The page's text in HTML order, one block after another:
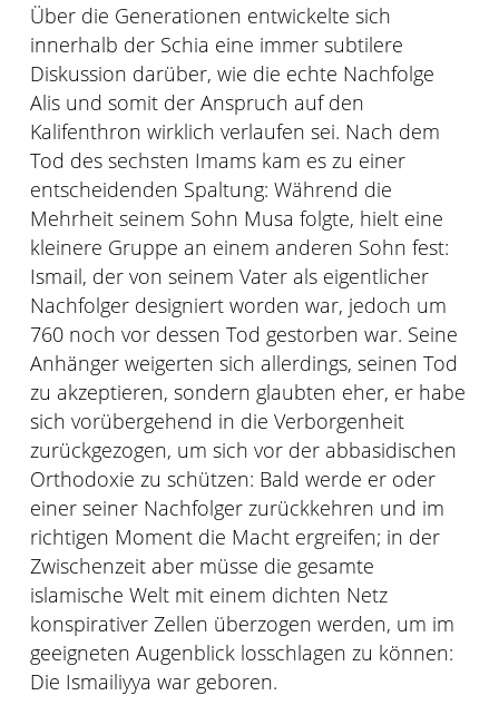
Über die Generationen entwickelte sich
innerhalb der Schia eine immer subtilere
Diskussion darüber, wie die echte Nachfolge
Alis und somit der Anspruch auf den
Kalifenthron wirklich verlaufen sei. Nach dem
Tod des sechsten Imams kam es zu einer
entscheidenden Spaltung: Während die
Mehrheit seinem Sohn Musa folgte, hielt eine
kleinere Gruppe an einem anderen Sohn fest:
Ismail, der von seinem Vater als eigentlicher
Nachfolger designiert worden war, jedoch um
760 noch vor dessen Tod gestorben war. Seine
Anhänger weigerten sich allerdings, seinen Tod
zu akzeptieren, sondern glaubten eher, er habe
sich vorübergehend in die Verborgenheit
zurückgezogen, um sich vor der abbasidischen
Orthodoxie zu schützen: Bald werde er oder
einer seiner Nachfolger zurückkehren und im
richtigen Moment die Macht ergreifen; in der
Zwischenzeit aber müsse die gesamte
islamische Welt mit einem dichten Netz
konspirativer Zellen überzogen werden, um im
geeigneten Augenblick losschlagen zu können:
Die Ismailiyya war geboren.